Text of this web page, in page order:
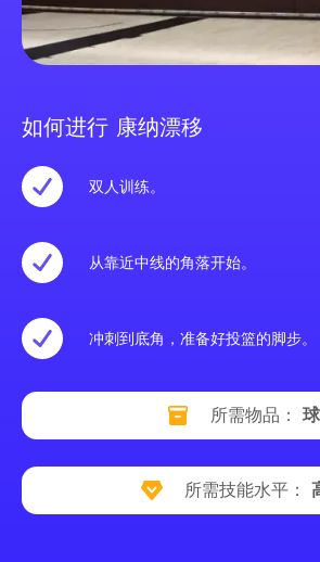
如何进行 康纳漂移
双人训练。
从靠近中线的角落开始。
冲刺到底角，准备好投篮的脚步。
所需物品： 球
所需技能水平：